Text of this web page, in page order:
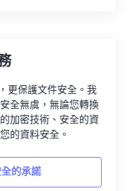
更保護文件安全。我
全無虞，無論您轉換
加密技術、安全的資
的資料安全。
的承諾